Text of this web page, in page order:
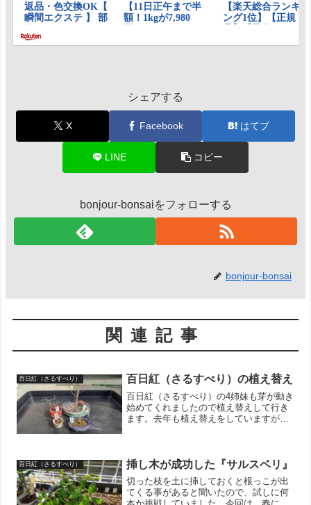
シェアする
X Facebook はてブ
LINE コピー
bonjour-bonsaiをフォローする
bonjour-bonsai
関連記事
百日紅（さるすべり） 百日紅（さるすべり）の植え替え
百日紅（さるすべり）の4姉妹も芽が動き
始めてくれましたので植え替えして行き
ます。去年も植え替えをしていますが、1
根っこの状態を確認！...
百日紅（さるすべり） 挿し木が成功した『サルスベリ』
切った枝を土に挿しておくと根っこが出
てくる事があると聞いたので、試しに何